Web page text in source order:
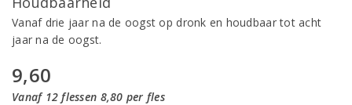
Vanaf drie jaar na de oogst op dronk en houdbaar tot acht
jaar na de oogst.
9,60
Vanaf 12 flessen 8,80 per fles